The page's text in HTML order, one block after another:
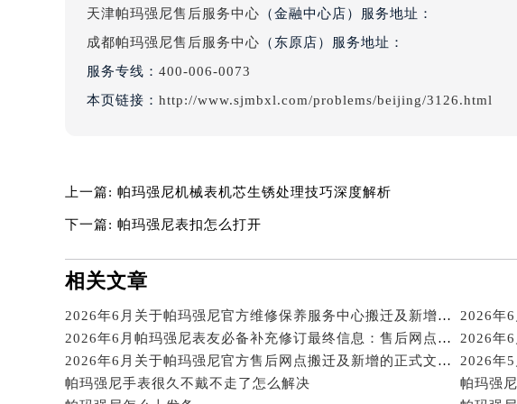
辽宁省沈阳市沈河区中街路83号亨得利名表维修授权
北京市朝阳区建国门外大街甲6号华熙国际中心D座11
内蒙古自治区赤峰市红山区哈达街帕玛强尼售后服务中
内蒙古自治区鄂尔多斯市东胜区伊金霍洛街帕玛强尼
内蒙古自治区乌兰察布市集宁区恩和大街帕玛强尼售
内蒙古自治区锡林郭勒盟市锡林浩特市光明街与额尔
内蒙古自治区兴安盟市乌兰浩特市兴安大街帕玛强尼
山西省大同市平城区迎宾街帕玛强尼售后服务中心（需
天津帕玛强尼售后服务中心 （金融中心店）服务地址：
成都帕玛强尼售后服务中心 （东原店）服务地址：
服务专线： 400-006-0073
本页链接： http://www.sjmbxl.com/problems/beijing/3126.html
上一篇: 帕玛强尼机械表机芯生锈处理技巧深度解析
下一篇: 帕玛强尼表扣怎么打开
相关文章
2026年6月关于帕玛强尼官方维修保养服务中心搬迁及新增的正式文件
2026年
2026年6月帕玛强尼表友必备补充修订最终信息：售后网点搬迁及新开
2026年6月关于帕玛强尼官方售后网点搬迁及新增的正式文件（修订）
帕玛强尼手表很久不戴不走了怎么解决
帕玛强